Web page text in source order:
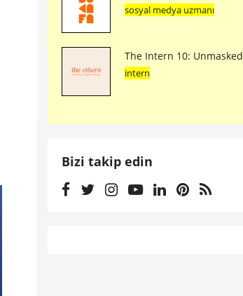
sosyal medya uzmanı
The Intern 10: Unmasked
intern
Bizi takip edin